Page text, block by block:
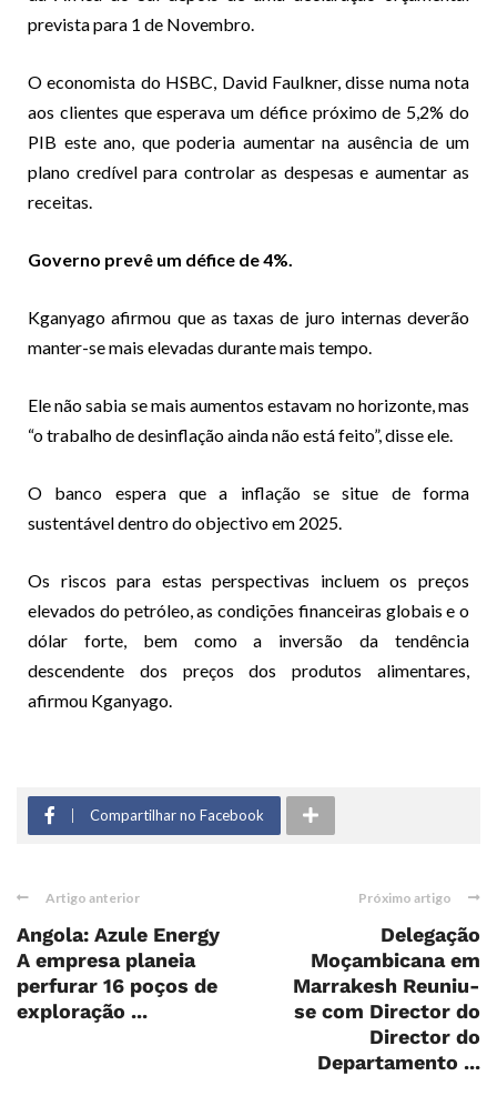
prevista para 1 de Novembro.
O economista do HSBC, David Faulkner, disse numa nota
aos clientes que esperava um défice próximo de 5,2% do
PIB este ano, que poderia aumentar na ausência de um
plano credível para controlar as despesas e aumentar as
receitas.
Governo prevê um défice de 4%.
Kganyago afirmou que as taxas de juro internas deverão
manter-se mais elevadas durante mais tempo.
Ele não sabia se mais aumentos estavam no horizonte, mas
“o trabalho de desinflação ainda não está feito”, disse ele.
O banco espera que a inflação se situe de forma
sustentável dentro do objectivo em 2025.
Os riscos para estas perspectivas incluem os preços
elevados do petróleo, as condições financeiras globais e o
dólar forte, bem como a inversão da tendência
descendente dos preços dos produtos alimentares,
afirmou Kganyago.
Compartilhar no Facebook
Artigo anterior
Angola: Azule Energy
A empresa planeia
perfurar 16 poços de
exploração ...
Próximo artigo
Delegação
Moçambicana em
Marrakesh Reuniu-
se com Director do
Director do
Departamento ...